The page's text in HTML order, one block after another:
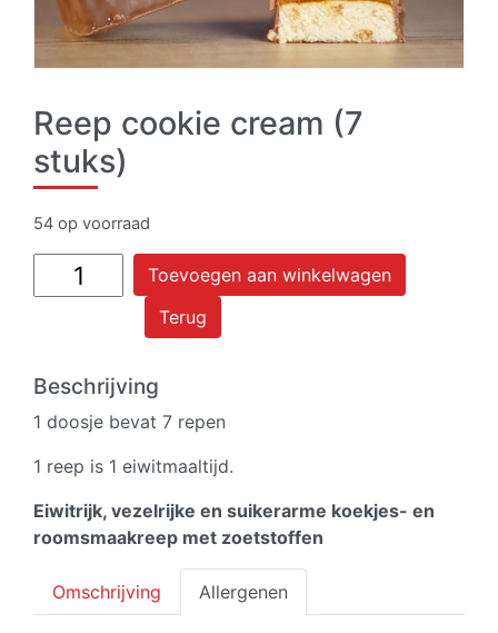
Reep cookie cream (7
stuks)
54 op voorraad
cookie
stuks)
aantal
Toevoegen aan winkelwagen
Terug
Beschrijving
1 doosje bevat 7 repen
1 reep is 1 eiwitmaaltijd.
Eiwitrijk, vezelrijke en suikerarme koekjes- en
roomsmaakreep met zoetstoffen
Omschrijving Allergenen